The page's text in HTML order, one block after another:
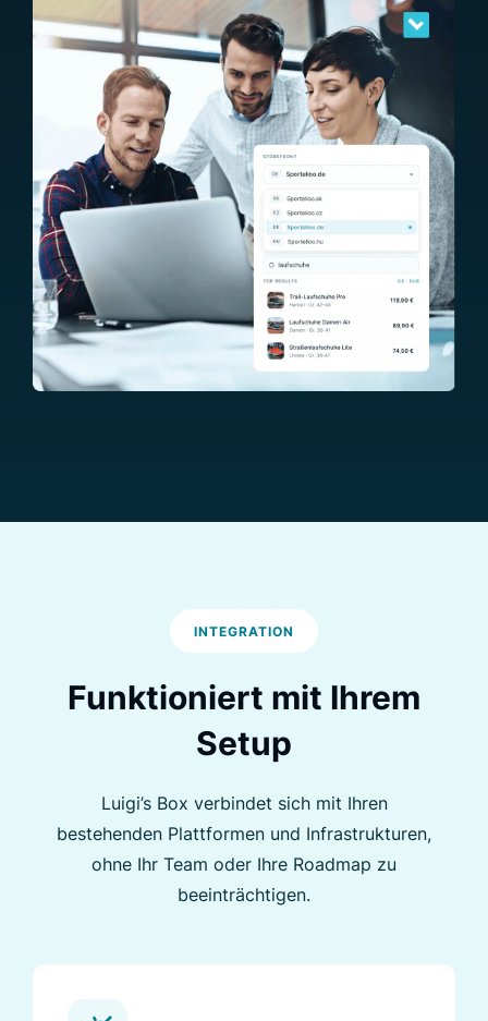
INTEGRATION
Funktioniert mit Ihrem
Setup
Luigi’s Box verbindet sich mit Ihren
bestehenden Plattformen und Infrastrukturen,
ohne Ihr Team oder Ihre Roadmap zu
beeinträchtigen.